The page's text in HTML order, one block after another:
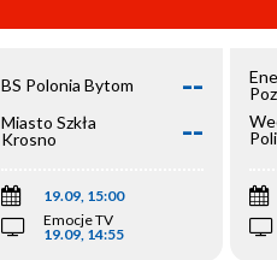
BS Polonia Bytom --
Miasto Szkła
Krosno
--
19.09, 15:00
Emocje TV
19.09, 14:55